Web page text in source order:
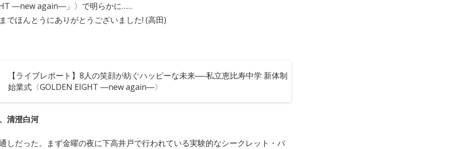
―new again―」〉で明らかに……
でほんとうにありがとうございました! (高田)
【ライブレポート】8人の笑顔が紡ぐハッピーな未来──私立恵比寿中学 新体制
始業式〈GOLDEN EIGHT ―new again―〉
清澄白河
しだった。まず金曜の夜に下高井戸で行われている実験的なシークレット・パ